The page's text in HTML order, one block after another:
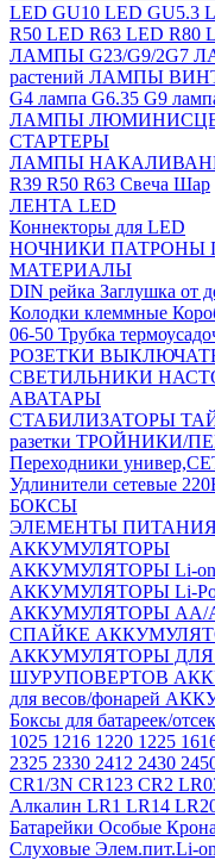
LED GU10 LED GU5.3
R50 LED R63 LED R80
ЛАМПЫ G23/G9/2G7
растений ЛАМПЫ
G4 лампа G6.35 G9
ЛАМПЫ
СТАРТЕРЫ
ЛАМПЫ
R39 R50 R63 Свеча Шар
ЛЕНТА LED
Коннекторы для LED
НОЧНИКИ ПАТРОНЫ
МАТЕРИАЛЫ
DIN рейка Заглушка от
Колодки клеммные
06-50 Трубка
РОЗЕТКИ
СВЕТИЛЬНИКИ
АВАТАРЫ
СТАБИЛИЗАТОРЫ
разетки ТРОЙНИКИ/
Переходники
Удлинители сетевые
БОКСЫ
ЭЛЕМЕНТЫ
АККУМУЛЯТОРЫ
АККУМУЛЯТОРЫ Li-
АККУМУЛЯТОРЫ Li-
АККУМУЛЯТОРЫ АА/
СПАЙКЕ
АККУМУЛЯТОРЫ
ШУРУПОВЕРТОВ
для весов/фонарей
Боксы для батареек/
1025 1216 1220 1225
2325 2330 2412 2430
CR1/3N CR123 CR2
Алкалин LR1 LR14
Батарейки Особые
Слуховые Элем.пит.Li-